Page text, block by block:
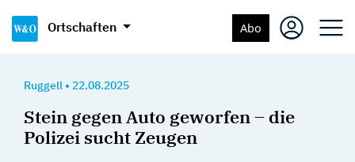
Ortschaften Abo
Ruggell • 22.08.2025
Stein gegen Auto geworfen – die
Polizei sucht Zeugen